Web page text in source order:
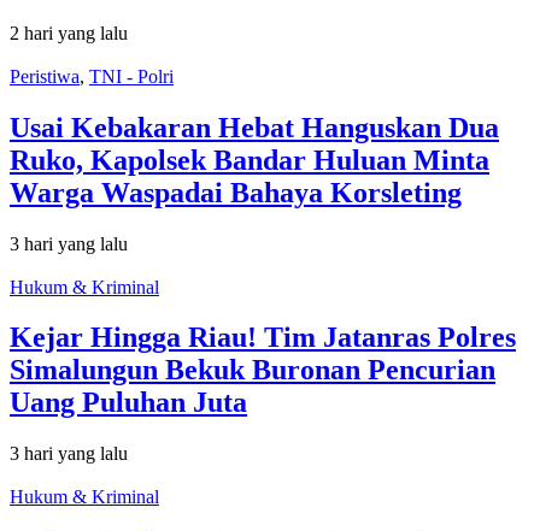
2 hari yang lalu
Peristiwa, TNI - Polri
Usai Kebakaran Hebat Hanguskan Dua
Ruko, Kapolsek Bandar Huluan Minta
Warga Waspadai Bahaya Korsleting
3 hari yang lalu
Hukum & Kriminal
Kejar Hingga Riau! Tim Jatanras Polres
Simalungun Bekuk Buronan Pencurian
Uang Puluhan Juta
3 hari yang lalu
Hukum & Kriminal